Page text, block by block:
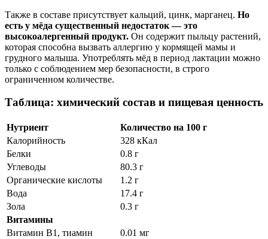
Также в составе присутствует кальций, цинк, марганец. Но
есть у мёда существенный недостаток — это
высокоалергенный продукт. Он содержит пыльцу растений,
которая способна вызвать аллергию у кормящей мамы и
грудного малыша. Употреблять мёд в период лактации можно
только с соблюдением мер безопасности, в строго
ограниченном количестве.
Таблица: химический состав и пищевая ценность
Нутриент
Количество на 100 г
Калорийность
328 кКал
Белки
0.8 г
Углеводы
80.3 г
Органические кислоты
1.2 г
Вода
17.4 г
Зола
0.3 г
Витамины
Витамин В1, тиамин
0.01 мг